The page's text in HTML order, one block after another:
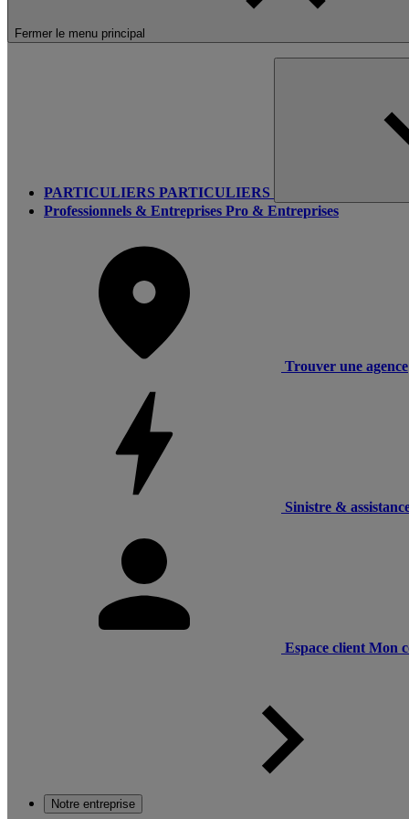
Fermer le menu principal
PARTICULIERS PARTICULIERS
Professionnels & Entreprises Pro & Entreprises
Trouver une agence
Sinistre &
Espace client Mon
Notre entreprise